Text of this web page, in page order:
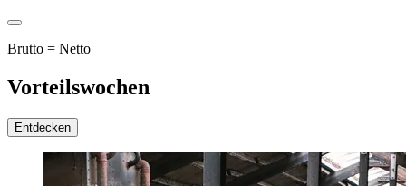
Brutto = Netto
Vorteilswochen
Entdecken